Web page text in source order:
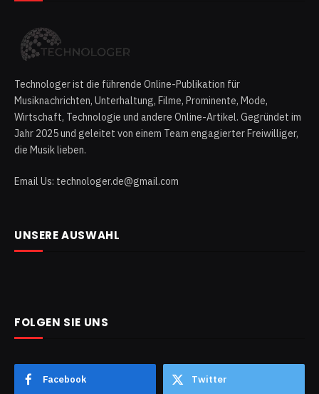
Technologer ist die führende Online-Publikation für
Musiknachrichten, Unterhaltung, Filme, Prominente, Mode,
Wirtschaft, Technologie und andere Online-Artikel. Gegründet im
Jahr 2025 und geleitet von einem Team engagierter Freiwilliger,
die Musik lieben.
Email Us: technologer.de@gmail.com
UNSERE AUSWAHL
FOLGEN SIE UNS
Facebook Twitter